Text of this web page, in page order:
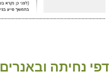
דפי נחיתה ובאנרים